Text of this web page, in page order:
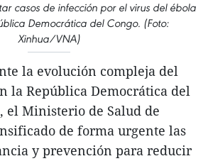
casos de infección por el virus del ébola
Democrática del Congo. (Foto:
Xinhua/VNA)
la evolución compleja del
la República Democrática del
el Ministerio de Salud de
de forma urgente las
y prevención para reducir